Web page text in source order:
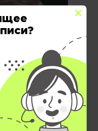
2025: Магия
привлечения